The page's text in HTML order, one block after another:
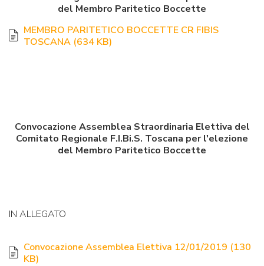
del Membro Paritetico Boccette
MEMBRO PARITETICO BOCCETTE CR FIBIS
TOSCANA (634 KB)
Convocazione Assemblea Straordinaria Elettiva del
Comitato Regionale F.I.Bi.S. Toscana per l'elezione
del Membro Paritetico Boccette
IN ALLEGATO
Convocazione Assemblea Elettiva 12/01/2019 (130
KB)